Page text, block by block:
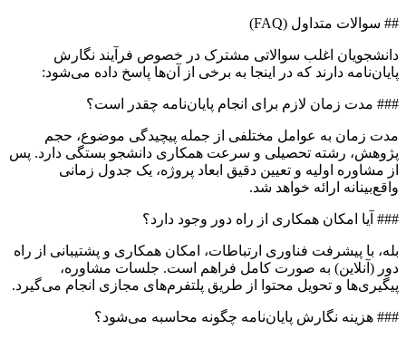
## سوالات متداول (FAQ)
دانشجویان اغلب سوالاتی مشترک در خصوص فرآیند نگارش
پایان‌نامه دارند که در اینجا به برخی از آن‌ها پاسخ داده می‌شود:
### مدت زمان لازم برای انجام پایان‌نامه چقدر است؟
مدت زمان به عوامل مختلفی از جمله پیچیدگی موضوع، حجم
پژوهش، رشته تحصیلی و سرعت همکاری دانشجو بستگی دارد. پس
از مشاوره اولیه و تعیین دقیق ابعاد پروژه، یک جدول زمانی
واقع‌بینانه ارائه خواهد شد.
### آیا امکان همکاری از راه دور وجود دارد؟
بله، با پیشرفت فناوری ارتباطات، امکان همکاری و پشتیبانی از راه
دور (آنلاین) به صورت کامل فراهم است. جلسات مشاوره،
پیگیری‌ها و تحویل محتوا از طریق پلتفرم‌های مجازی انجام می‌گیرد.
### هزینه نگارش پایان‌نامه چگونه محاسبه می‌شود؟